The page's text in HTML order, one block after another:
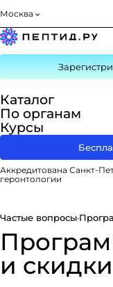
Москва
Каталог
По органам
Курсы
Аккредитована Санкт-
геронтологии
Частые вопросы·
и скидки